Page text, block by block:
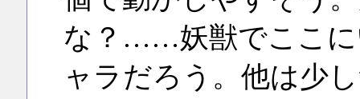
な？……妖獣でここに
ャラだろう。他は少